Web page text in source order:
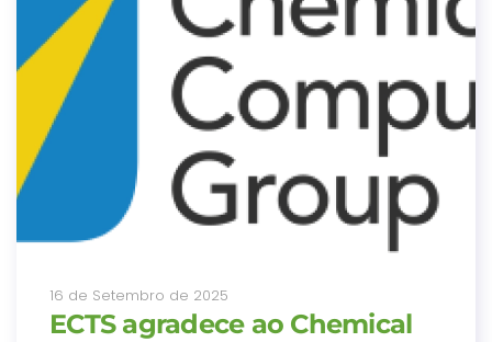
16 de Setembro de 2025
ECTS agradece ao Chemical